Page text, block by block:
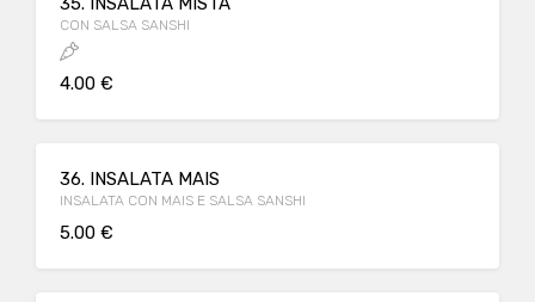
CON SALSA SANSHI
4.00 €
36. INSALATA MAIS
INSALATA CON MAIS E SALSA SANSHI
5.00 €